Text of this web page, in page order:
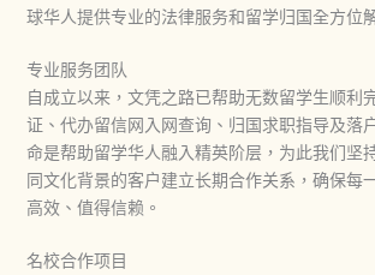
球华人提供专业的法律服务和留学归国全方位
专业服务团队
自成立以来，文凭之路已帮助无数留学生顺利
证、代办留信网入网查询、归国求职指导及落
命是帮助留学华人融入精英阶层，为此我们坚
同文化背景的客户建立长期合作关系，确保每
高效、值得信赖。
名校合作项目